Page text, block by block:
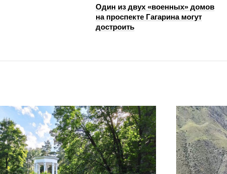
Один из двух «военных» домов
на проспекте Гагарина могут
достроить